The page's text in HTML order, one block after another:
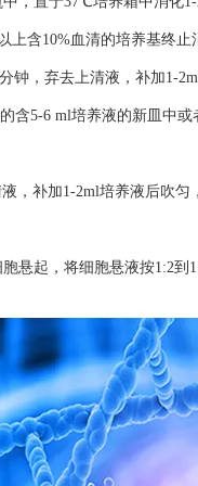
含10%血清的培养基终止
钟，弃去上清液，补加1-
含5-6 ml培养液的新皿中或
，补加1-2ml培养液后吹
悬起，将细胞悬液按1:2到